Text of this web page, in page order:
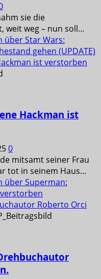
sie die
weit weg – nun soll...
Star Wars:
gehen (UPDATE)
ist verstorben
Hackman ist
0
mitsamt seiner Frau
tot in seinem Haus...
über Superman:
Roberto Orci